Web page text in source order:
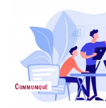
Communiqué